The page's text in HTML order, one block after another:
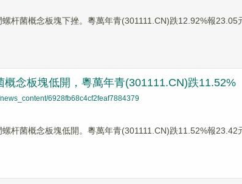
杆菌概念板塊下挫。粵萬年青(301111.CN)跌12.92%報
概念板塊低開，粵萬年青(301111.CN)跌11.52%
6928fb68c4cf2feaf7884379
杆菌概念板塊低開。粵萬年青(301111.CN)跌11.52%報